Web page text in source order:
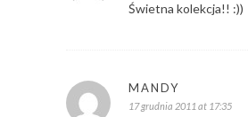
Świetna kolekcja!! :))
MANDY
17 grudnia 2011 at 17:35